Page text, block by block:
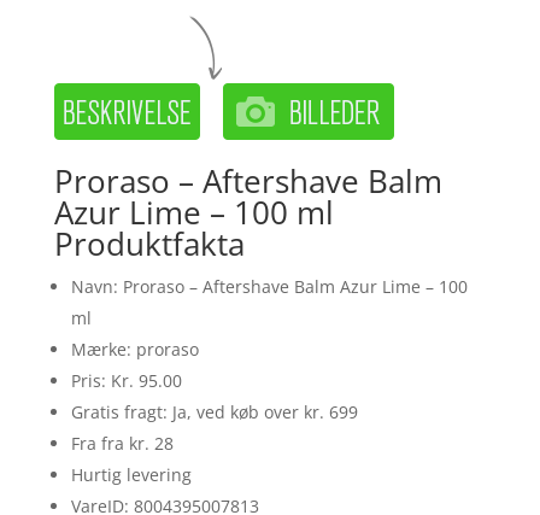
Proraso – Aftershave Balm
Azur Lime – 100 ml
Produktfakta
Navn: Proraso – Aftershave Balm Azur Lime – 100
ml
Mærke: proraso
Pris: Kr. 95.00
Gratis fragt: Ja, ved køb over kr. 699
Fra fra kr. 28
Hurtig levering
VareID: 8004395007813